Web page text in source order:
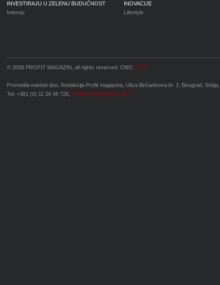
INVESTIRAJU U ZELENU BUDUĆNOST
Intervju
INOVACIJE
Lifestyle
© 2008 PROFIT MAGAZIN, all rights reserved. CMS: OCP
Promedia market doo, Redakcija Profit magazina, Ulica Birčaninova br. 2, Beograd, Srbija,
Tel: +381 (0) 11 26 46 726, info@profitmagazin.com